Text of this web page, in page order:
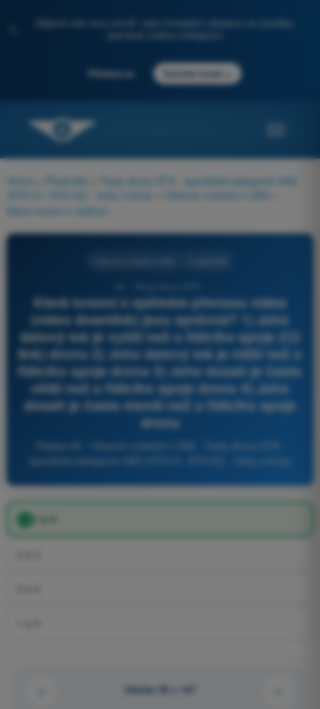
Objevte náš nový portál: vaše kompletní příprava na zkoušky,
Přihlásit se Začněte hned
Home Předměty
Testy drony STS - specifická kategorie UAS
(STS-01, STS-02) - testy a kvízy
Obecné znalosti o UAS
Která tvrzení o zpětném přenosu videa
(video downlink) jsou správná? 1) Jeho
datový tok je vyšší než u řídicího spoje (C2
link) dronu 2) Jeho datový tok je nižší než u
řídicího spoje dronu 3) Jeho dosah je často
větší než u řídicího spoje dronu 4) Jeho
dosah je často menší než u řídicího spoje
dronu
1 a 4
Otázka 50 z 167